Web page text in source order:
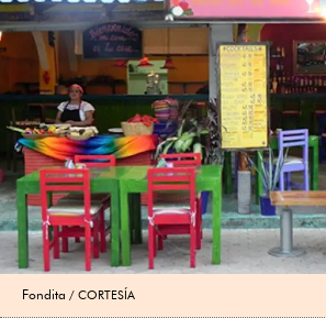
Fondita CORTESÍA